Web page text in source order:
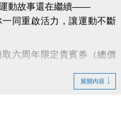
動故事還在繼續——
同重啟活力，讓運動不斷
六周年限定貴賓券（總價
展開內容